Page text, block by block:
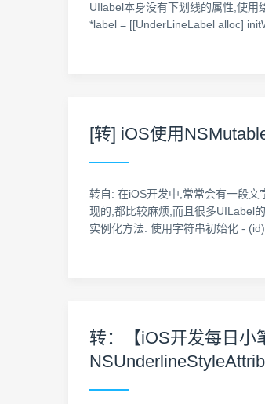
UIlabel本身没有下划线的属性,使
*label = [[UnderLineLabel alloc]
[转] iOS使用
转自: 在iOS开发中,常常会有一段
现的,都比较麻烦,而且很多UILabel
实例化方法: 使用字符串初始化 -
转：【iOS开发每日小